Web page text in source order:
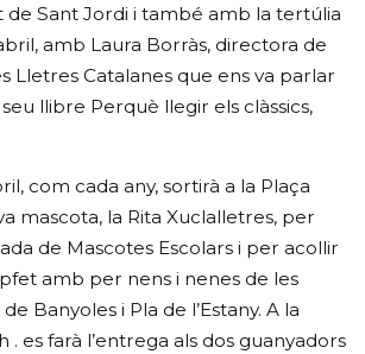
de Sant Jordi i també amb la tertúlia
amb Laura Borràs, directora de
Lletres Catalanes que ens va parlar
llibre Perquè llegir els clàssics,
com cada any, sortirà a la Plaça
mascota, la Rita Xuclalletres, per
de Mascotes Escolars i per acollir
amb per nens i nenes de les
Banyoles i Pla de l’Estany. A la
. es farà l’entrega als dos guanyadors